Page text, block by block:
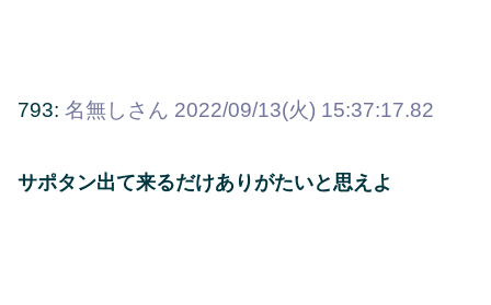
793: 名無しさん 2022/09/13(火) 15:37:17.82
サポタン出て来るだけありがたいと思えよ